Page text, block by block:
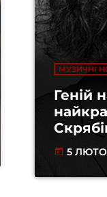
МУЗИЧНІ
Геній
today 5